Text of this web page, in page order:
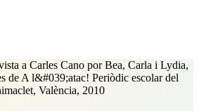
a Carles Cano por Bea, Carla i Lydia,
de A l&#039;atac! Periòdic escolar del
València, 2010